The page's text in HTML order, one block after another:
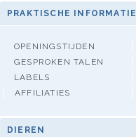
PRAKTISCHE INFORMATIE
OPENINGSTIJDEN
GESPROKEN TALEN
LABELS
AFFILIATIES
DIEREN